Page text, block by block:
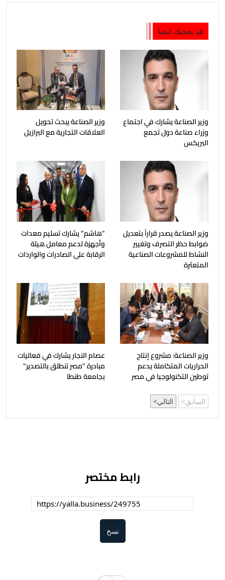
قد يعجبك ايضا
وزير الصناعة يشارك في اجتماع
وزراء صناعة دول تجمع
البريكس
وزير الصناعة يبحث تحويل
العلاقات التجارية مع البرازيل
وزير الصناعة يصدر قراراً بتعديل
ضوابط حظر التصرف وتغيير
النشاط للمشروعات الصناعية
المتعثرة
"هاشم" يشارك تسليم معدات
وأجهزة لدعم معامل هيئة
الرقابة علي الصادرات والواردات
وزير الصناعة: مشروع إنتاج
الحراريات المتكاملة يدعم
توطين التكنولوجيا في مصر
عصام النجار يشارك في فعاليات
مبادرة "مصر تنطلق بالتصدير"
بجامعة طنطا
السابق التالي
رابط مختصر
نسخ